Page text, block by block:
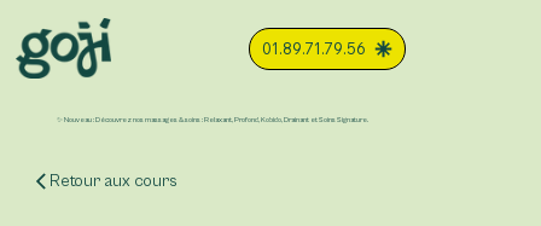
✨ Nouveau : Découvrez nos massages & soins : Relaxant, Profond, Kobido, Drainant et Soins Signature.
01.89.71.79.56
Retour aux cours